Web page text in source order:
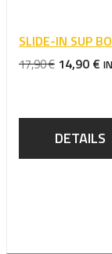
SLIDE-IN SUP
17,90€
17,90 €
14,90 €
DETAILS